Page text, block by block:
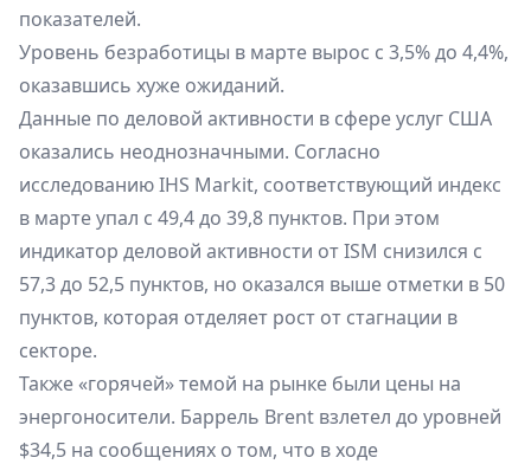
показателей.
Уровень безработицы в марте вырос с 3,5% до 4,4%,
оказавшись хуже ожиданий.
Данные по деловой активности в сфере услуг США
оказались неоднозначными. Согласно
исследованию IHS Markit, соответствующий индекс
в марте упал с 49,4 до 39,8 пунктов. При этом
индикатор деловой активности от ISM снизился с
57,3 до 52,5 пунктов, но оказался выше отметки в 50
пунктов, которая отделяет рост от стагнации в
секторе.
Также «горячей» темой на рынке были цены на
энергоносители. Баррель Brent взлетел до уровней
$34,5 на сообщениях о том, что в ходе